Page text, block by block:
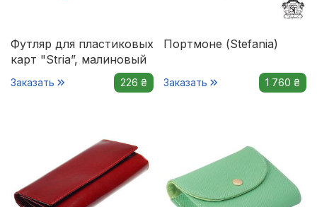
Футляр для пластиковых
карт "Stria”, малиновый
Заказать 226 ₴
Портмоне (Stefania)
Заказать 1 760 ₴